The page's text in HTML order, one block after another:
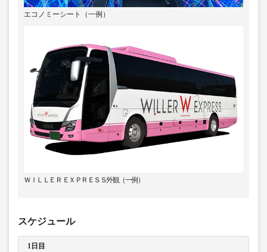
エコノミーシート（一例）
ＷＩＬＬＥＲ ＥＸＰＲＥＳＳ外観（一例）
スケジュール
1日目